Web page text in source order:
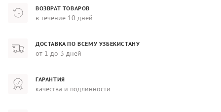
запоминающиеся луки. Здесь вы найдете множество позиций, в
разных стилизациях, цветах и фасонах, ведь компания создала
— Утепленные модели будут согревать тело в прохладный сезон,
— Легкие изделия станут прекрасным выбором для теплого
ВОЗВРАТ ТОВАРОВ
в течение 10 дней
ДОСТАВКА ПО ВСЕМУ УЗБЕКИСТАНУ
от 1 до 3 дней
ГАРАНТИЯ
качества и подлинности